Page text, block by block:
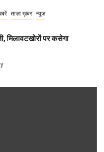
ताज़ा ख़बर न्यूज़
मिलावटखोरों पर कसेगा